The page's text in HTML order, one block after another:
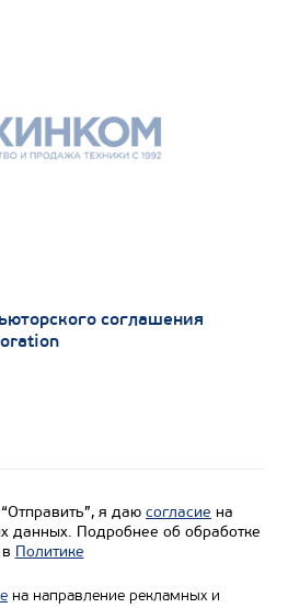
соглашения
я даю согласие на
данных. Подробнее об обработке
в Политике
на направление рекламных и